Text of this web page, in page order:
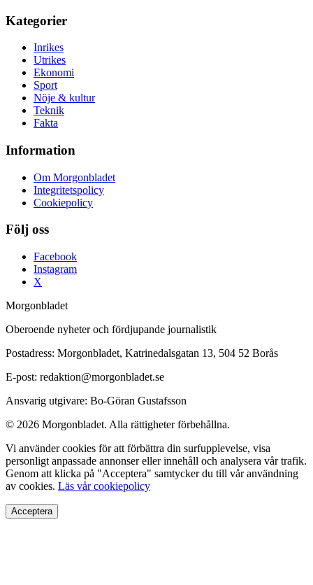
Kategorier
Inrikes
Utrikes
Ekonomi
Sport
Nöje & kultur
Teknik
Fakta
Information
Om Morgonbladet
Integritetspolicy
Cookiepolicy
Följ oss
Facebook
Instagram
X
Morgonbladet
Oberoende nyheter och fördjupande journalistik
Postadress: Morgonbladet, Katrinedalsgatan 13, 504 52 Borås
E-post: redaktion@morgonbladet.se
Ansvarig utgivare: Bo-Göran Gustafsson
© 2026 Morgonbladet. Alla rättigheter förbehållna.
Vi använder cookies för att förbättra din surfupplevelse, visa
personligt anpassade annonser eller innehåll och analysera vår trafik.
Genom att klicka på "Acceptera" samtycker du till vår användning
av cookies. Läs vår cookiepolicy
Acceptera